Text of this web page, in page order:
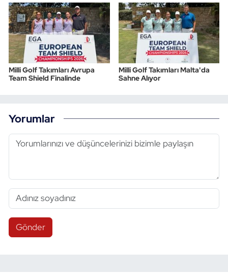
Milli Golf Takımları Avrupa
Team Shield Finalinde
Milli Golf Takımları Malta'da
Sahne Alıyor
Yorumlar
Gönder